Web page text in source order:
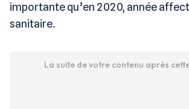
importante qu’en 2020, année
sanitaire.
La suite de votre contenu après